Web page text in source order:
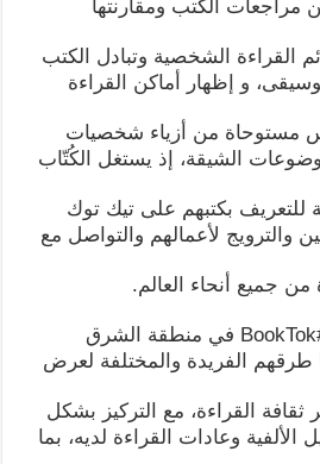
مراجعات الكتب ومقارنتها
القراءة الشخصية وتبادل الكتب
و إظهار أماكن القراءة
مستوحاة من أزياء شخصيات
الشيقة، إذ يستغل الكُتّاب
للتعريف بكتبهم على تيك توك
والترويج لأعمالهم والتواصل مع
جميع أنحاء العالم.
كما يقدم أبرز مبدعي #BookTok في منطقة الشرق
طرقهم الفريدة والمختلفة لعرض
القراءة، مع التركيز بشكل
وعادات القراءة لديه، بما